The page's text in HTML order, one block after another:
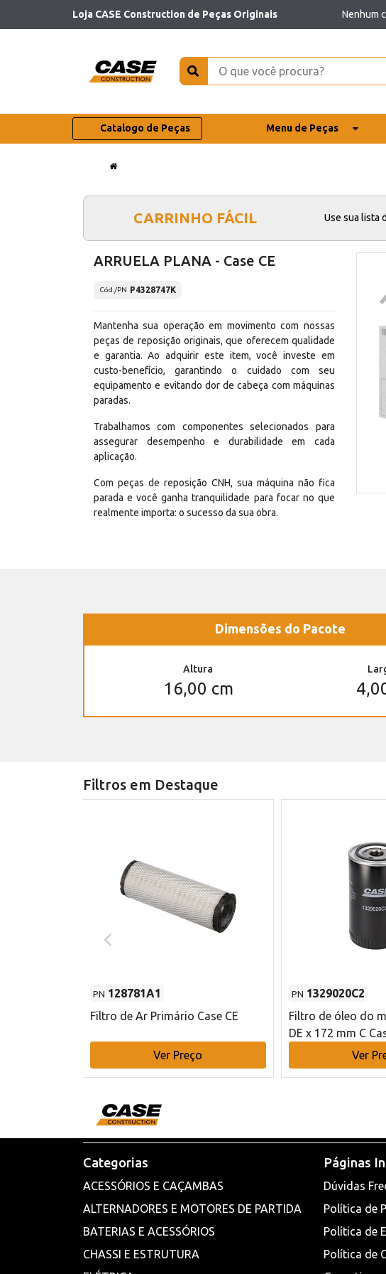
Loja CASE Construction de Peças Originais Nenhum
Catalogo de Peças Menu de Peças
CARRINHO FÁCIL Use sua lista
ARRUELA PLANA - Case CE
Cód./PN P4328747K
Mantenha sua operação em movimento com nossas
peças de reposição originais, que oferecem qualidade
e garantia. Ao adquirir este item, você investe em
custo-benefício, garantindo o cuidado com seu
equipamento e evitando dor de cabeça com máquinas
paradas.
Trabalhamos com componentes selecionados para
assegurar desempenho e durabilidade em cada
aplicação.
Com peças de reposição CNH, sua máquina não fica
parada e você ganha tranquilidade para focar no que
realmente importa: o sucesso da sua obra.
Dimensões do Pacote
Altura
16,00 cm
Filtros em Destaque
PN 128781A1
Filtro de Ar Primário Case CE
Ver Preço
PN 1329020C2
Filtro de óleo do
DE x 172 mm C
Ver
Categorias
ACESSÓRIOS E CAÇAMBAS
ALTERNADORES E MOTORES DE PARTIDA
BATERIAS E ACESSÓRIOS
CHASSI E ESTRUTURA
Páginas
Dúvidas
Política de
Política de
Política de